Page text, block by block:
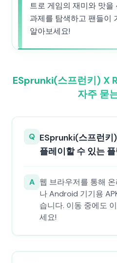
트로 게임의 재미와 맛을
과제를 탐색하고 팬들이
알아보세요!
ESprunki(스프런키) X
자주 묻
Q ESprunki(스프런
플레이할 수 있는
A 웹 브라우저를 통해
나 Android 기기용
습니다. 이동 중에도
세요!